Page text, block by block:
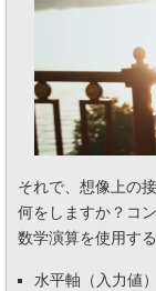
それで、想像上の
何をしますか？コ
数学演算を使用す
水平軸（入力値